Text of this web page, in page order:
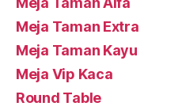
Meja Taman Extra
Meja Taman Kayu
Meja Vip Kaca
Round Table